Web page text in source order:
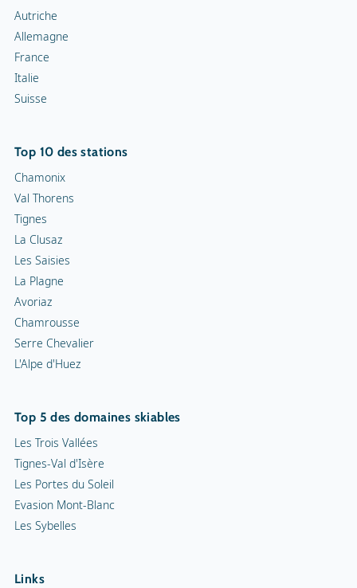
Autriche
Allemagne
France
Italie
Suisse
Top 10 des stations
Chamonix
Val Thorens
Tignes
La Clusaz
Les Saisies
La Plagne
Avoriaz
Chamrousse
Serre Chevalier
L'Alpe d'Huez
Top 5 des domaines skiables
Les Trois Vallées
Tignes-Val d'Isère
Les Portes du Soleil
Evasion Mont-Blanc
Les Sybelles
Links